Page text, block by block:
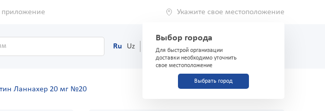
Укажите свое местоположение
Выбор города
Для быстрой организации
доставки необходимо уточнить
свое местоположение
Выбрать город
Ru Uz (71) 200-03-03
Ланнахер 20 мг №20